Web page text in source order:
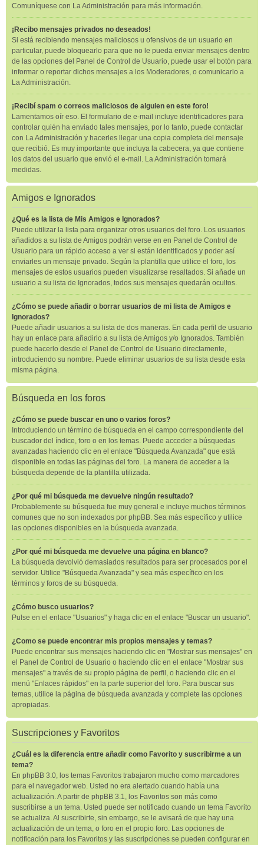
Comuníquese con La Administración para más información.
¡Recibo mensajes privados no deseados!
Si está recibiendo mensajes maliciosos u ofensivos de un usuario en
particular, puede bloquearlo para que no le pueda enviar mensajes dentro
de las opciones del Panel de Control de Usuario, puede usar el botón para
informar o reportar dichos mensajes a los Moderadores, o comunicarlo a
La Administración.
¡Recibí spam o correos maliciosos de alguien en este foro!
Lamentamos oír eso. El formulario de e-mail incluye identificadores para
controlar quién ha enviado tales mensajes, por lo tanto, puede contactar
con La Administración y hacerles llegar una copia completa del mensaje
que recibió. Es muy importante que incluya la cabecera, ya que contiene
los datos del usuario que envió el e-mail. La Administración tomará
medidas.
Amigos e Ignorados
¿Qué es la lista de Mis Amigos e Ignorados?
Puede utilizar la lista para organizar otros usuarios del foro. Los usuarios
añadidos a su lista de Amigos podrán verse en en Panel de Control de
Usuario para un rápido acceso a ver si están identificados y poder así
enviarles un mensaje privado. Según la plantilla que utilice el foro, los
mensajes de estos usuarios pueden visualizarse resaltados. Si añade un
usuario a su lista de Ignorados, todos sus mensajes quedarán ocultos.
¿Cómo se puede añadir o borrar usuarios de mi lista de Amigos e
Ignorados?
Puede añadir usuarios a su lista de dos maneras. En cada perfil de usuario
hay un enlace para añadirlo a su lista de Amigos y/o Ignorados. También
puede hacerlo desde el Panel de Control de Usuario directamente,
introduciendo su nombre. Puede eliminar usuarios de su lista desde esta
misma página.
Búsqueda en los foros
¿Cómo se puede buscar en uno o varios foros?
Introduciendo un término de búsqueda en el campo correspondiente del
buscador del índice, foro o en los temas. Puede acceder a búsquedas
avanzadas haciendo clic en el enlace "Búsqueda Avanzada" que está
disponible en todas las páginas del foro. La manera de acceder a la
búsqueda depende de la plantilla utilizada.
¿Por qué mi búsqueda me devuelve ningún resultado?
Probablemente su búsqueda fue muy general e incluye muchos términos
comunes que no son indexados por phpBB. Sea más específico y utilice
las opciones disponibles en la búsqueda avanzada.
¿Por qué mi búsqueda me devuelve una página en blanco?
La búsqueda devolvió demasiados resultados para ser procesados por el
servidor. Utilice "Búsqueda Avanzada" y sea más específico en los
términos y foros de su búsqueda.
¿Cómo busco usuarios?
Pulse en el enlace "Usuarios" y haga clic en el enlace "Buscar un usuario".
¿Como se puede encontrar mis propios mensajes y temas?
Puede encontrar sus mensajes haciendo clic en "Mostrar sus mensajes" en
el Panel de Control de Usuario o haciendo clic en el enlace "Mostrar sus
mensajes" a través de su propio página de perfil, o haciendo clic en el
menú "Enlaces rápidos" en la parte superior del foro. Para buscar sus
temas, utilice la página de búsqueda avanzada y complete las opciones
apropiadas.
Suscripciones y Favoritos
¿Cuál es la diferencia entre añadir como Favorito y suscribirme a un
tema?
En phpBB 3.0, los temas Favoritos trabajaron mucho como marcadores
para el navegador web. Usted no era alertado cuando había una
actualización. A partir de phpBB 3.1, los Favoritos son más como
suscribirse a un tema. Usted puede ser notificado cuando un tema Favorito
se actualiza. Al suscribirte, sin embargo, se le avisará de que hay una
actualización de un tema, o foro en el propio foro. Las opciones de
notificación para los Favoritos y las suscripciones se pueden configurar en